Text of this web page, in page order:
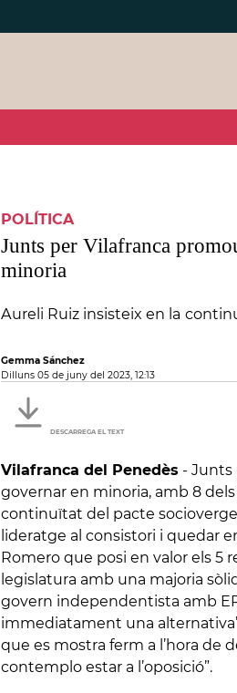
POLÍTICA
Junts per Vilafranca
minoria
Aureli Ruiz insisteix en la
Gemma Sánchez
dilluns 05 de juny del 2023, 12:13
DESCARREGA EL TEXT
Vilafranca del Penedès - Junts
governar en minoria, amb 8 dels
continuïtat del pacte
lideratge al consistori i quedar
Romero que posi en valor els 5
legislatura amb una majoria
govern independentista amb
immediatament una
que es mostra ferm a l’hora de
contemplo estar a l’oposició”.